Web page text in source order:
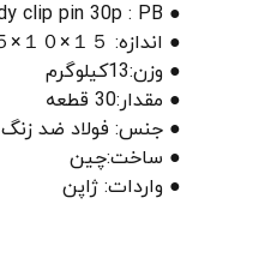
● Handy clip pin 30p : PB
● اندازه: １５×１０×５میلی متر
● وزن:13کیلوگرم
● مقدار:30 قطعه
● جنس: فولاد ضد زنگ
● ساخت:چین
● واردات: ژاپن